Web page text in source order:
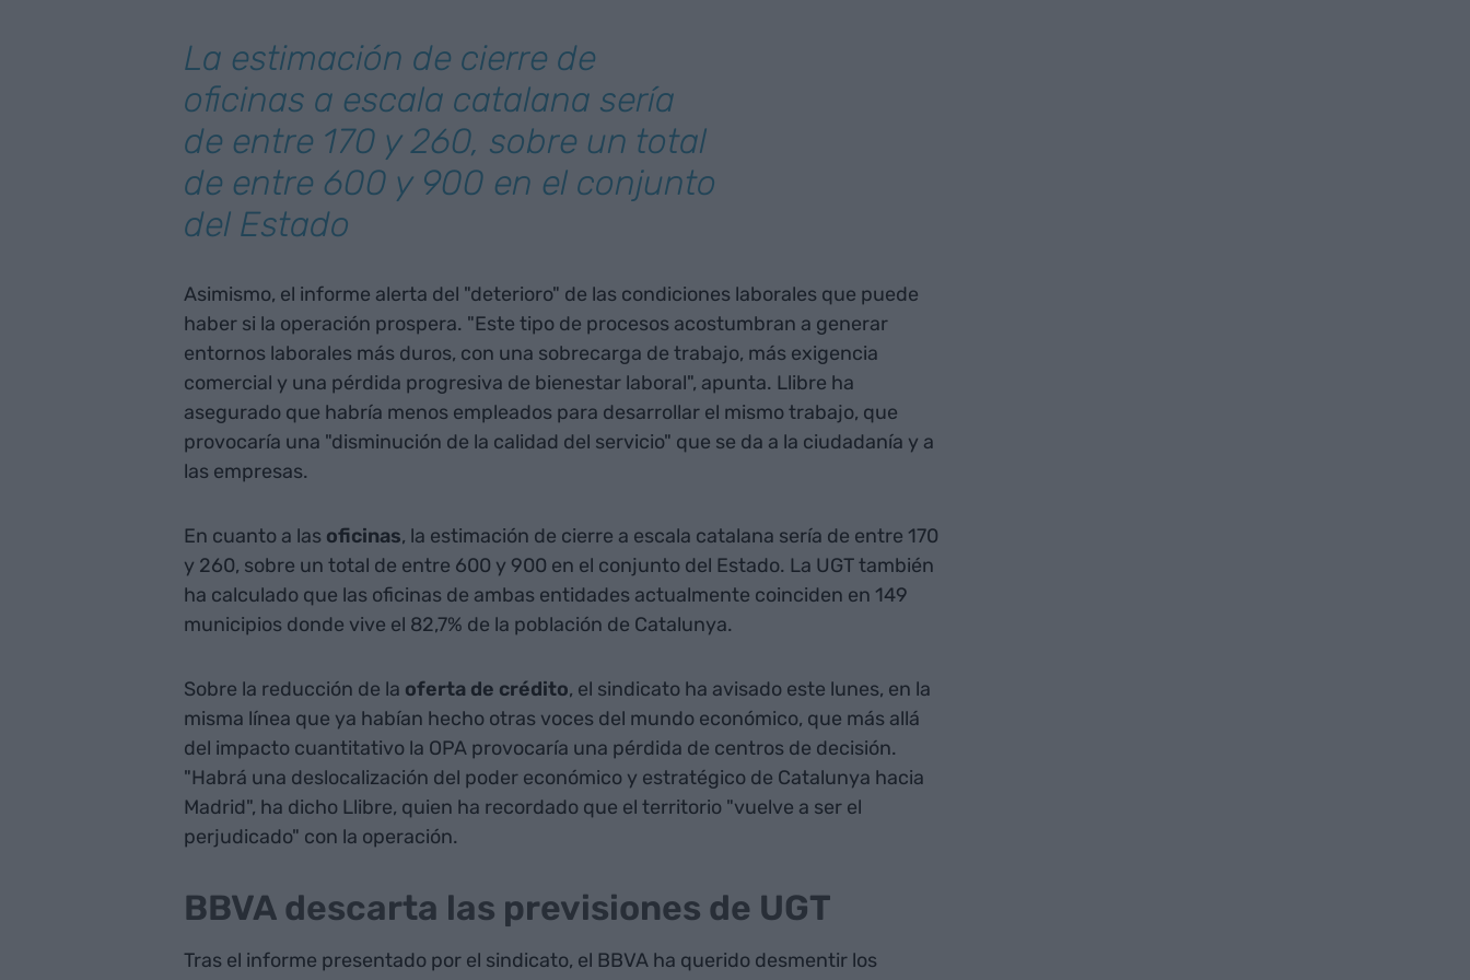
La estimación de cierre de
oficinas a escala catalana sería
de entre 170 y 260, sobre un total
de entre 600 y 900 en el conjunto
del Estado
Asimismo, el informe alerta del "deterioro" de las condiciones laborales que puede
haber si la operación prospera. "Este tipo de procesos acostumbran a generar
entornos laborales más duros, con una sobrecarga de trabajo, más exigencia
comercial y una pérdida progresiva de bienestar laboral", apunta. Llibre ha
asegurado que habría menos empleados para desarrollar el mismo trabajo, que
provocaría una "disminución de la calidad del servicio" que se da a la ciudadanía y a
las empresas.
En cuanto a las oficinas, la estimación de cierre a escala catalana sería de entre 170
y 260, sobre un total de entre 600 y 900 en el conjunto del Estado. La UGT también
ha calculado que las oficinas de ambas entidades actualmente coinciden en 149
municipios donde vive el 82,7% de la población de Catalunya.
Sobre la reducción de la oferta de crédito, el sindicato ha avisado este lunes, en la
misma línea que ya habían hecho otras voces del mundo económico, que más allá
del impacto cuantitativo la OPA provocaría una pérdida de centros de decisión.
"Habrá una deslocalización del poder económico y estratégico de Catalunya hacia
Madrid", ha dicho Llibre, quien ha recordado que el territorio "vuelve a ser el
perjudicado" con la operación.
BBVA descarta las previsiones de UGT
Tras el informe presentado por el sindicato, el BBVA ha querido desmentir los